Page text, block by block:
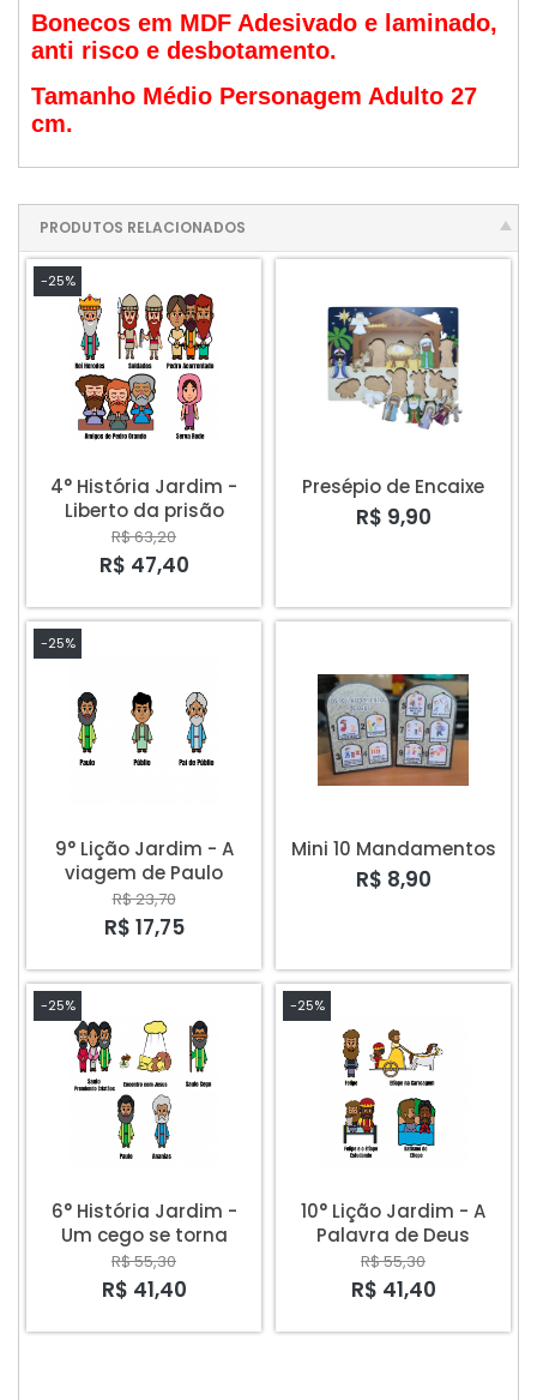
Bonecos em MDF Adesivado e laminado,
anti risco e desbotamento.
Tamanho Médio Personagem Adulto 27
cm.
PRODUTOS RELACIONADOS
-25%
4° História Jardim -
Liberto da prisão
R$ 63,20
R$ 47,40
Presépio de Encaixe
R$ 9,90
-25%
9° Lição Jardim - A
viagem de Paulo
R$ 23,70
R$ 17,75
Mini 10 Mandamentos
R$ 8,90
-25%
6° História Jardim -
Um cego se torna
líder
R$ 55,30
R$ 41,40
-25%
10° Lição Jardim - A
Palavra de Deus
R$ 55,30
R$ 41,40